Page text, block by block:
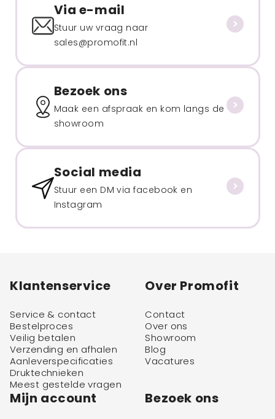
Via e-mail
Stuur uw vraag naar
sales@promofit.nl
Bezoek ons
Maak een afspraak en kom langs de
showroom
Social media
Stuur een DM via facebook en
Instagram
Klantenservice
Service & contact
Bestelproces
Veilig betalen
Verzending en afhalen
Aanleverspecificaties
Druktechnieken
Meest gestelde vragen
Over Promofit
Contact
Over ons
Showroom
Blog
Vacatures
Mijn account Bezoek ons